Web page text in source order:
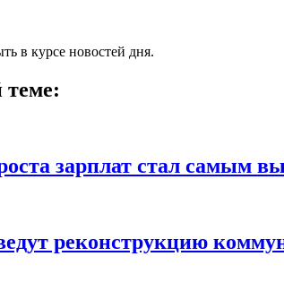
в курсе новостей дня.
теме:
зарплат стал самым
реконструкцию